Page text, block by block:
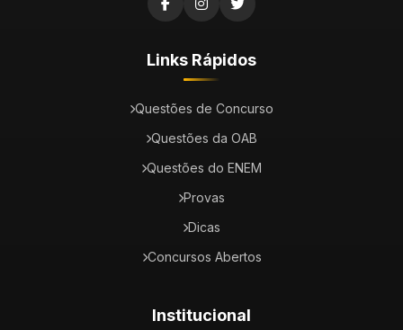
Links Rápidos
Questões de Concurso
Questões da OAB
Questões do ENEM
Provas
Dicas
Concursos Abertos
Institucional